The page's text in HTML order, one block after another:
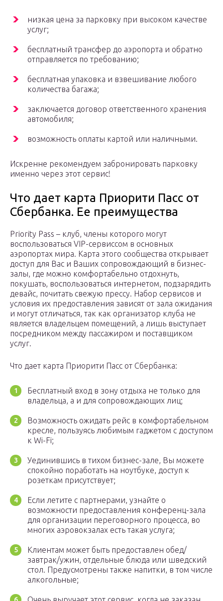
низкая цена за парковку при высоком качестве
услуг;
бесплатный трансфер до аэропорта и обратно
отправляется по требованию;
бесплатная упаковка и взвешивание любого
количества багажа;
заключается договор ответственного хранения
автомобиля;
возможность оплаты картой или наличными.
Искренне рекомендуем забронировать парковку
именно через этот сервис!
Что дает карта Приорити Пасс от
Сбербанка. Ее преимущества
Priority Pass – клуб, члены которого могут
воспользоваться VIP-сервиссом в основных
аэропортах мира. Карта этого сообщества открывает
доступ для Вас и Ваших сопровождающий в бизнес-
залы, где можно комфортабельно отдохнуть,
покушать, воспользоваться интернетом, подзарядить
девайс, почитать свежую прессу. Набор сервисов и
условия их предоставления зависят от зала ожидания
и могут отличаться, так как организатор клуба не
является владельцем помещений, а лишь выступает
посредником между пассажиром и поставщиком
услуг.
Что дает карта Приорити Пасс от Сбербанка:
Бесплатный вход в зону отдыха не только для
владельца, а и для сопровождающих лиц;
Возможность ожидать рейс в комфортабельном
кресле, пользуясь любимым гаджетом с доступом
к Wi-Fi;
Уединившись в тихом бизнес-зале, Вы можете
спокойно поработать на ноутбуке, доступ к
розеткам присутствует;
Если летите с партнерами, узнайте о
возможности предоставления конференц-зала
для организации переговорного процесса, во
многих аэровокзалах есть такая услуга;
Клиентам может быть предоставлен обед/
завтрак/ужин, отдельные блюда или шведский
стол. Предусмотрены также напитки, в том числе
алкогольные;